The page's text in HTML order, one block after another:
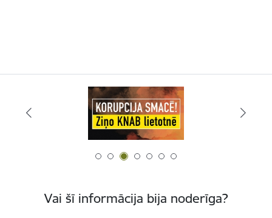
Vai šī informācija bija noderīga?